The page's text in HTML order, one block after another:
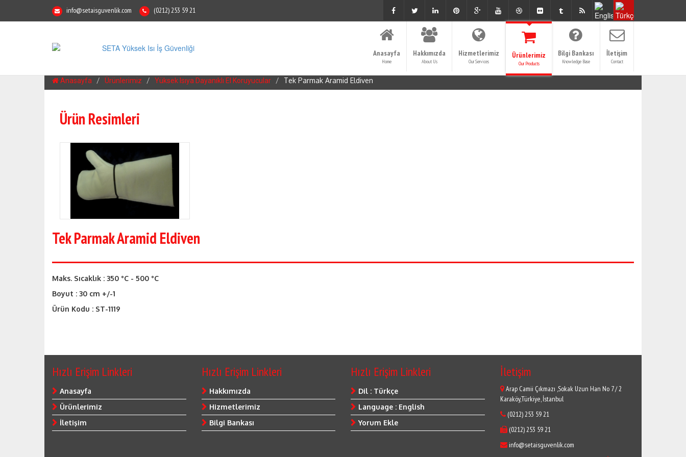
info@setaisguvenlik.com (0212) 253 59 21
Anasayfa
Home
Hakkımızda
About Us
Hizmetlerimiz
Our Services
Ürünlerimiz
Our Products
Bilgi Bankası
Knowledge Base
İletişim
Contact
Anasayfa Ürünlerimiz Yüksek Isıya Dayanıklı El Koruyucular Tek Parmak Aramid Eldiven
Ürün Resimleri
Tek Parmak Aramid Eldiven
Maks. Sıcaklık : 350 °C - 500 °C
Boyut : 30 cm +/-1
Ürün Kodu : ST-1119
Hızlı Erişim Linkleri
Anasayfa
Ürünlerimiz
İletişim
Hızlı Erişim Linkleri
Hakkımızda
Hizmetlerimiz
Bilgi Bankası
Hızlı Erişim Linkleri
Dil : Türkçe
Language : English
Yorum Ekle
İletişim
Arap Camii Çıkmazı ,Sokak Uzun Han No 7 / 2
Karaköy,Türkiye, İstanbul
(0212) 253 59 21
(0212) 253 59 21
info@setaisguvenlik.com